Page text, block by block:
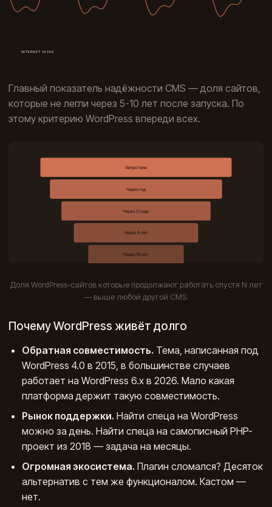
Главный показатель надёжности CMS — доля сайтов,
которые не легли через 5-10 лет после запуска. По
этому критерию WordPress впереди всех.
Доля WordPress-сайтов которые продолжают работать спустя N лет
— выше любой другой CMS.
Почему WordPress живёт долго
Обратная совместимость. Тема, написанная под
WordPress 4.0 в 2015, в большинстве случаев
работает на WordPress 6.x в 2026. Мало какая
платформа держит такую совместимость.
Рынок поддержки. Найти спеца на WordPress
можно за день. Найти спеца на самописный PHP-
проект из 2018 — задача на месяцы.
Огромная экосистема. Плагин сломался? Десяток
альтернатив с тем же функционалом. Кастом —
нет.